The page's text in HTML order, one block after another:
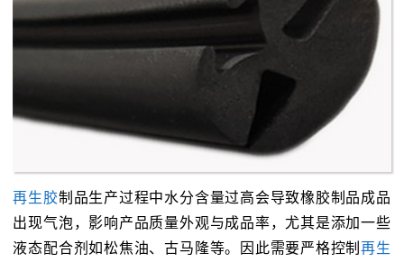
再生胶制品生产过程中水分含量过高会导致橡胶制品成品
出现气泡，影响产品质量外观与成品率，尤其是添加一些
液态配合剂如松焦油、古马隆等。因此需要严格控制再生